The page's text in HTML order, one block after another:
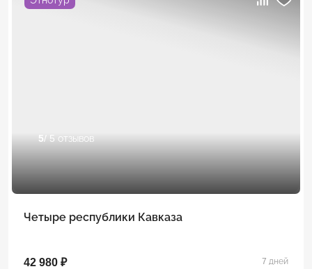
5/ 5 отзывов
Четыре республики Кавказа
42 980 ₽ 7 дней